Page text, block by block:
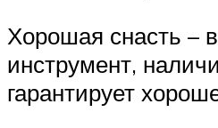
Хорошая снасть –
инструмент,
гарантирует